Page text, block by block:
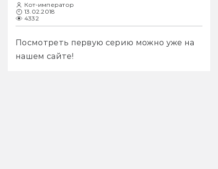
Кот-император
13.02.2018
4332
Посмотреть первую серию можно уже на
нашем сайте!